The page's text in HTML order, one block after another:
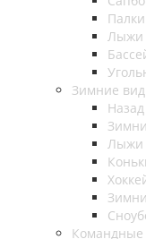
Лыжи
Зимние
Назад
Лыжи
Командные